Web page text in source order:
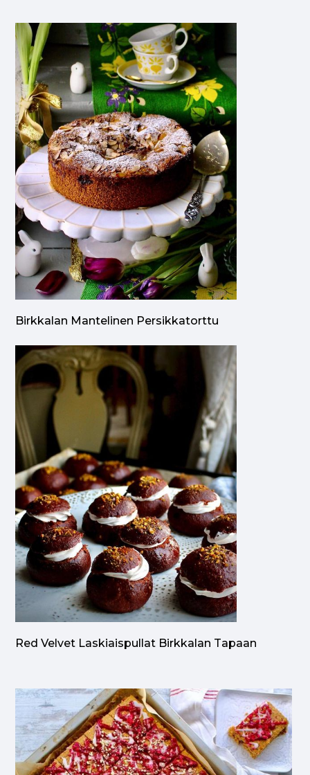
Birkkalan Mantelinen Persikkatorttu
Red Velvet Laskiaispullat Birkkalan Tapaan